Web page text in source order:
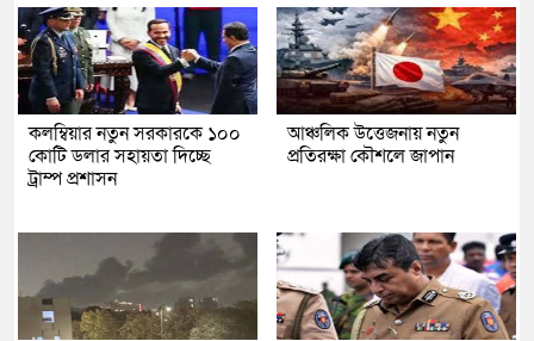
কলম্বিয়ার নতুন সরকারকে ১০০
কোটি ডলার সহায়তা দিচ্ছে
ট্রাম্প প্রশাসন
আঞ্চলিক উত্তেজনায় নতুন
প্রতিরক্ষা কৌশলে জাপান